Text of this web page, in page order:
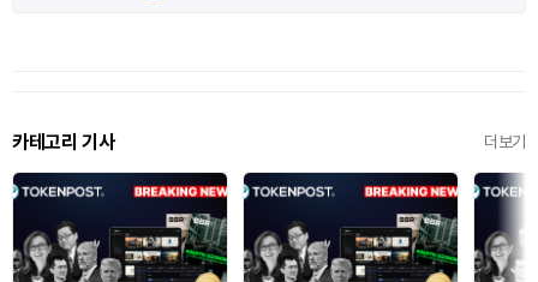
카테고리 기사 더보기